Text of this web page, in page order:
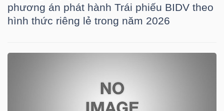
phương án phát hành Trái phiếu BIDV theo
hình thức riêng lẻ trong năm 2026
CHÍNH